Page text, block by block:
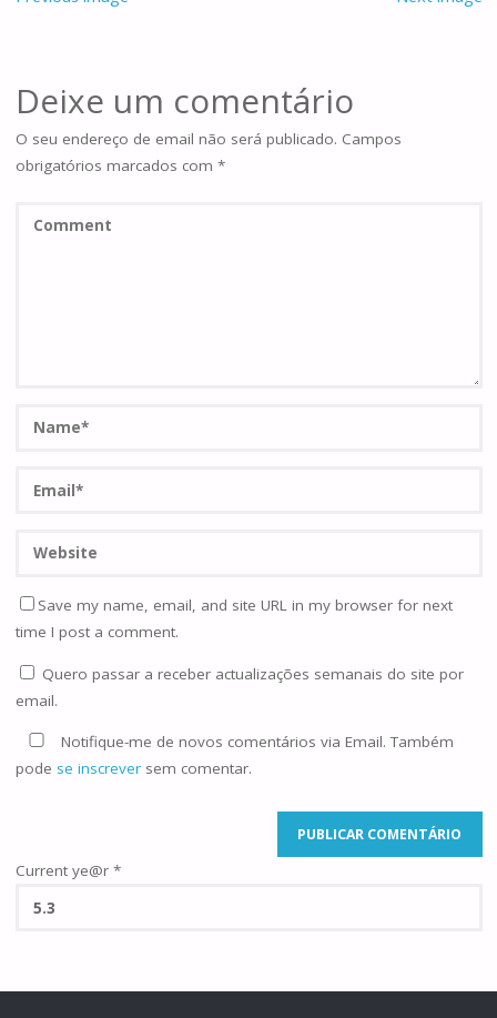
Deixe um comentário
O seu endereço de email não será publicado. Campos
obrigatórios marcados com *
Save my name, email, and site URL in my browser for next
time I post a comment.
Quero passar a receber actualizações semanais do site por
email.
Notifique-me de novos comentários via Email. Também
pode se inscreversem comentar.
Current ye@r *